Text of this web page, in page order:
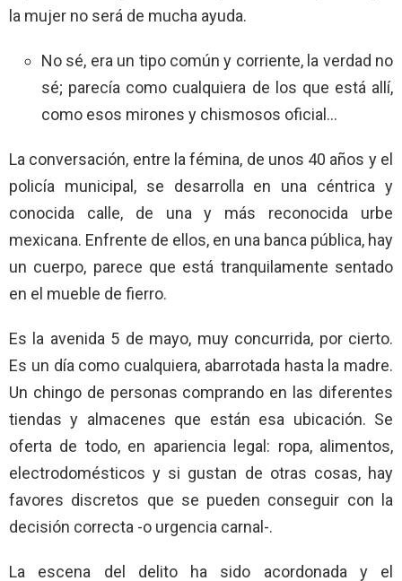
la mujer no será de mucha ayuda.
No sé, era un tipo común y corriente, la verdad no
sé; parecía como cualquiera de los que está allí,
como esos mirones y chismosos oficial…
La conversación, entre la fémina, de unos 40 años y el
policía municipal, se desarrolla en una céntrica y
conocida calle, de una y más reconocida urbe
mexicana. Enfrente de ellos, en una banca pública, hay
un cuerpo, parece que está tranquilamente sentado
en el mueble de fierro.
Es la avenida 5 de mayo, muy concurrida, por cierto.
Es un día como cualquiera, abarrotada hasta la madre.
Un chingo de personas comprando en las diferentes
tiendas y almacenes que están esa ubicación. Se
oferta de todo, en apariencia legal: ropa, alimentos,
electrodomésticos y si gustan de otras cosas, hay
favores discretos que se pueden conseguir con la
decisión correcta -o urgencia carnal-.
La escena del delito ha sido acordonada y el